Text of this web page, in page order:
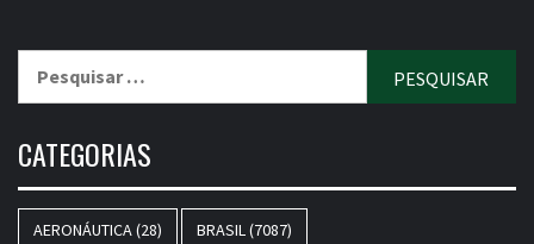
CATEGORIAS
AERONÁUTICA(28) BRASIL(7087)